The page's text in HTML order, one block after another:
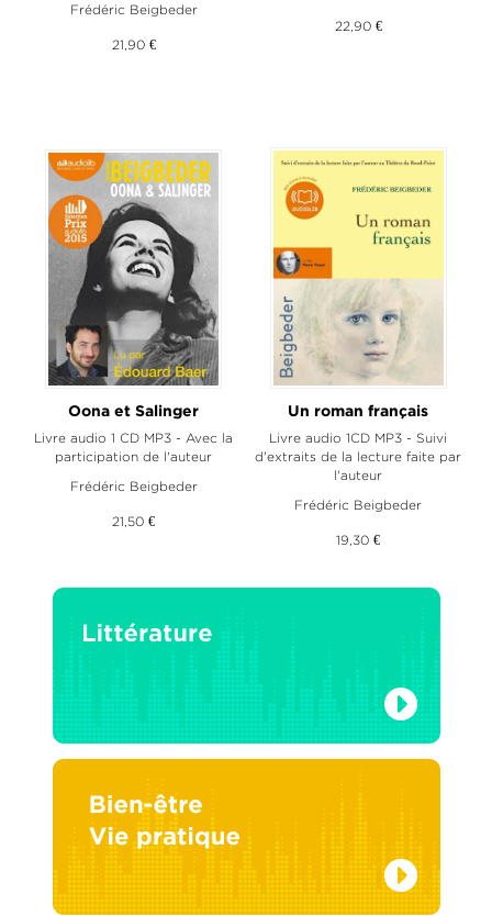
Frédéric Beigbeder
21,90 €
22,90 €
Oona et Salinger
Livre audio 1 CD MP3 - Avec la
participation de l'auteur
Frédéric Beigbeder
21,50 €
Un roman français
Livre audio 1CD MP3 - Suivi
d'extraits de la lecture faite par
l'auteur
Frédéric Beigbeder
19,30 €